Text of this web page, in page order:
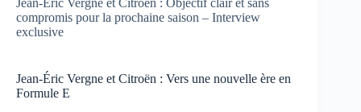
Jean-Éric Vergne et Citroën : Objectif clair et sans
compromis pour la prochaine saison – Interview
exclusive
Jean-Éric Vergne et Citroën : Vers une nouvelle ère en
Formule E